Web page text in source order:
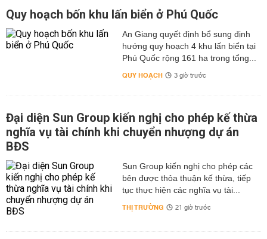
Quy hoạch bốn khu lấn biển ở Phú Quốc
An Giang quyết định bổ sung định
hướng quy hoạch 4 khu lấn biển tại
Phú Quốc rộng 161 ha trong tổng...
QUY HOẠCH 3 giờ trước
Đại diện Sun Group kiến nghị cho phép kế thừa
nghĩa vụ tài chính khi chuyển nhượng dự án
BĐS
Sun Group kiến nghị cho phép các
bên được thỏa thuận kế thừa, tiếp
tục thực hiện các nghĩa vụ tài...
THỊ TRƯỜNG 21 giờ trước